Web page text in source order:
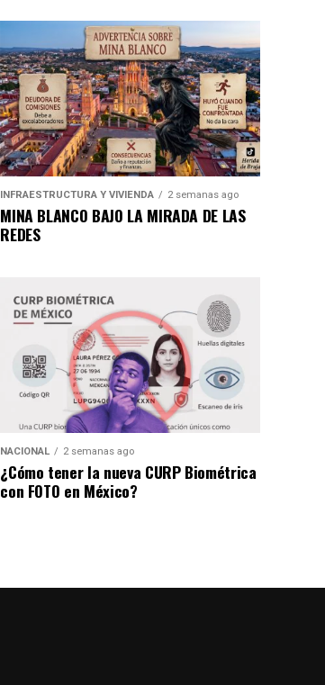
INFRAESTRUCTURA Y VIVIENDA 2 semanas ago
MINA BLANCO BAJO LA MIRADA DE LAS
REDES
NACIONAL 2 semanas ago
¿Cómo tener la nueva CURP Biométrica
con FOTO en México?